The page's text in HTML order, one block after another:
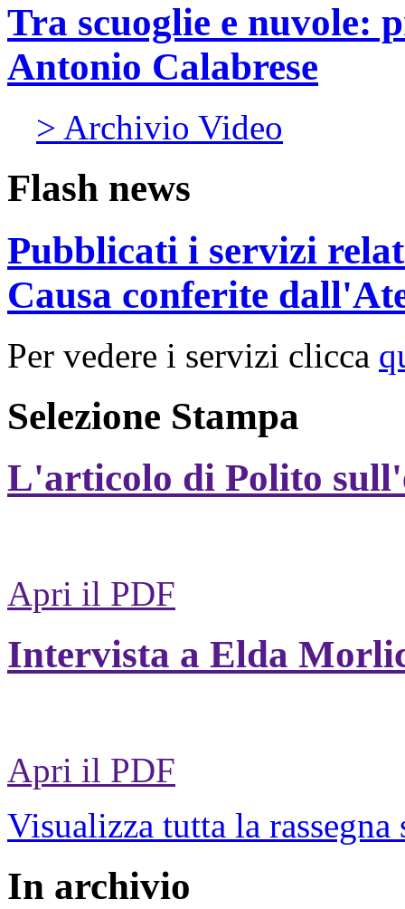
Tra scuoglie e nuvole:
Antonio Calabrese
> Archivio Video
Flash news
Pubblicati i servizi
Causa conferite
Per vedere i servizi clicca
Selezione Stampa
L'articolo di Polito
Apri il PDF
Intervista a Elda
Apri il PDF
Visualizza tutta la rassegna
In archivio